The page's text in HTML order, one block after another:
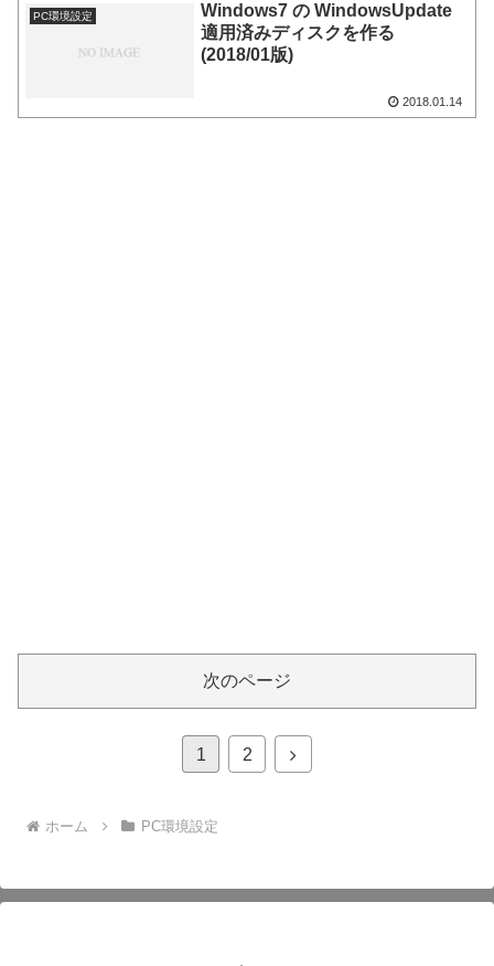
PC環境設定
Windows7 の WindowsUpdate
適用済みディスクを作る
(2018/01版)
2018.01.14
次のページ
1 2
次
ホーム PC環境設定